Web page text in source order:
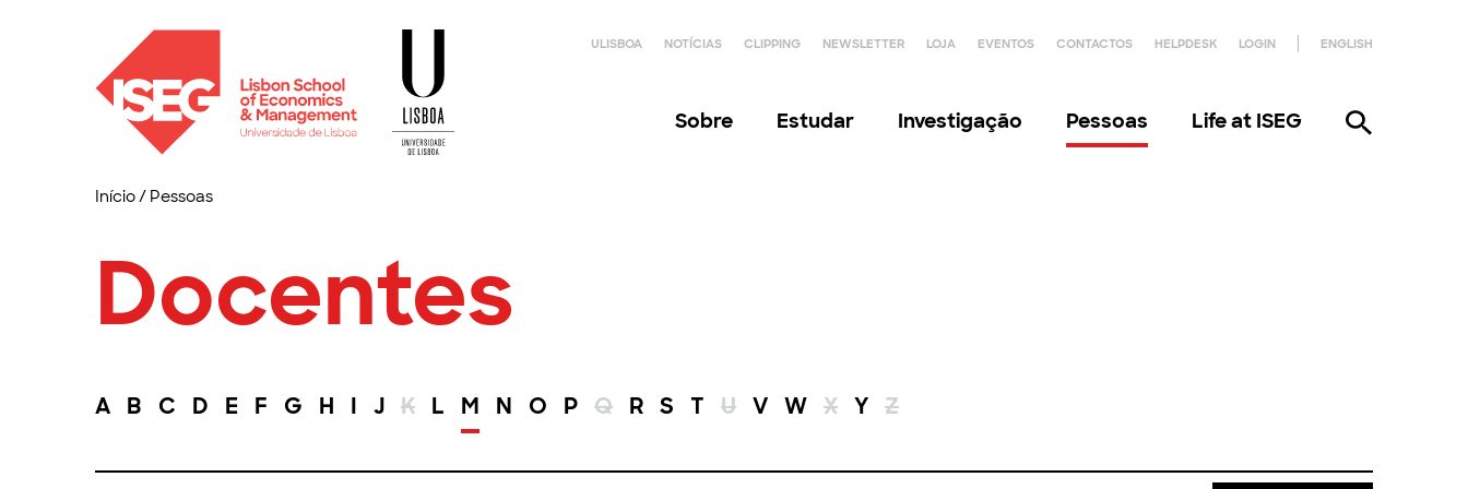
ULISBOA NOTÍCIAS CLIPPING NEWSLETTER LOJA EVENTOS CONTACTOS HELPDESK LOGIN ENGLISH
Sobre Estudar Investigação Pessoas Life at ISEG
Início/ Pessoas
Docentes
A B C D E F G H I J K L M N O P Q R S T U V W X Y Z